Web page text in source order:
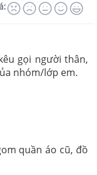
gọi người thân,
nhóm/lớp em.
quần áo cũ, đồ